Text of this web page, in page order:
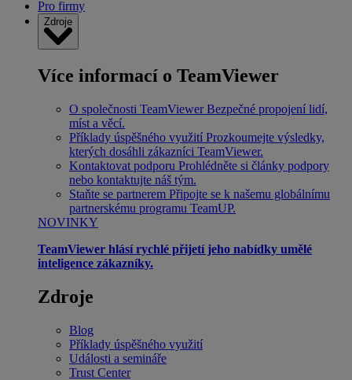
Pro firmy
Zdroje
Více informací o TeamViewer
O společnosti TeamViewer Bezpečné propojení lidí,
míst a věcí.
Příklady úspěšného využití Prozkoumejte výsledky,
kterých dosáhli zákazníci TeamViewer.
Kontaktovat podporu Prohlédněte si články podpory
nebo kontaktujte náš tým.
Staňte se partnerem Připojte se k našemu globálnímu
partnerskému programu TeamUP.
NOVINKY
TeamViewer hlásí rychlé přijetí jeho nabídky umělé
inteligence zákazníky.
Zdroje
Blog
Příklady úspěšného využití
Události a semináře
Trust Center